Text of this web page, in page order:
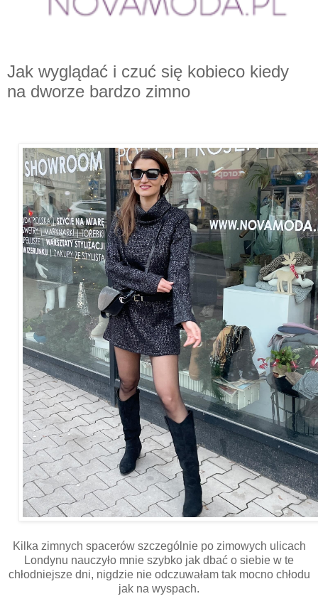
Jak wyglądać i czuć się kobieco kiedy
na dworze bardzo zimno
Kilka zimnych spacerów szczególnie po zimowych ulicach
Londynu nauczyło mnie szybko jak dbać o siebie w te
chłodniejsze dni, nigdzie nie odczuwałam tak mocno chłodu
jak na wyspach.